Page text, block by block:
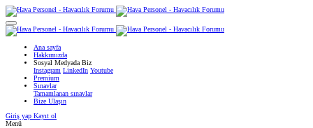
Ana sayfa
Hakkımızda
Sosyal Medyada Biz
Instagram LinkedIn Youtube
Premium
Sınavlar
Tamamlanan sınavlar
Bize Ulaşın
Giriş yap Kayıt ol
Menü